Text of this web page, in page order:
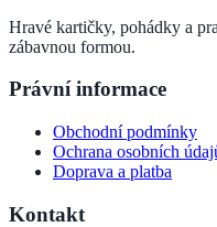
Hravé kartičky, pohádky a
zábavnou formou.
Právní informace
Obchodní podmínky
Ochrana osobních
Doprava a platba
Kontakt